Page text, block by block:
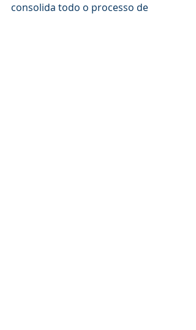
consolida todo o processo de